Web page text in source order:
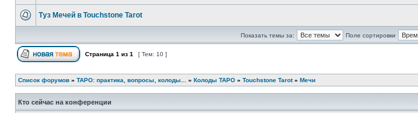
Туз Мечей в Touchstone Tarot
Показать темы за: Поле сортировки
Страница 1 из 1 [ Тем: 10 ]
Список форумов » ТАРО: практика, вопросы, колоды... » Колоды ТАРО » Touchstone Tarot» Мечи
Кто сейчас на конференции